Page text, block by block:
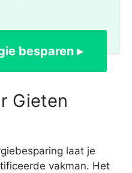
besparen ▸
Gieten
laat je
vakman. Het